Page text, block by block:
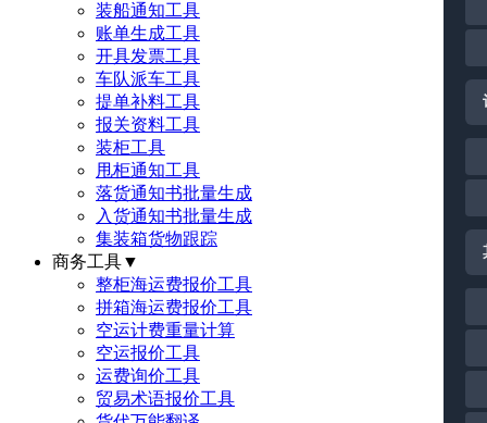
装船通知工具
账单生成工具
开具发票工具
车队派车工具
提单补料工具
报关资料工具
装柜工具
甩柜通知工具
落货通知书批量生成
入货通知书批量生成
集装箱货物跟踪
商务工具▼
整柜海运费报价工具
拼箱海运费报价工具
空运计费重量计算
空运报价工具
运费询价工具
贸易术语报价工具